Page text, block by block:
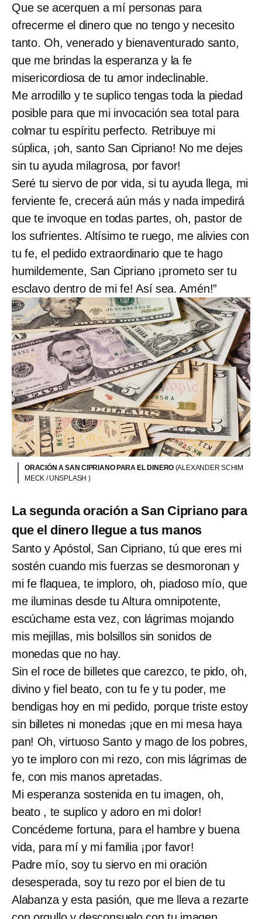
Que se acerquen a mí personas para
ofrecerme el dinero que no tengo y necesito
tanto. Oh, venerado y bienaventurado santo,
que me brindas la esperanza y la fe
misericordiosa de tu amor indeclinable.
Me arrodillo y te suplico tengas toda la piedad
posible para que mi invocación sea total para
colmar tu espíritu perfecto. Retribuye mi
súplica, ¡oh, santo San Cipriano! No me dejes
sin tu ayuda milagrosa, por favor!
Seré tu siervo de por vida, si tu ayuda llega, mi
ferviente fe, crecerá aún más y nada impedirá
que te invoque en todas partes, oh, pastor de
los sufrientes. Altísimo te ruego, me alivies con
tu fe, el pedido extraordinario que te hago
humildemente, San Cipriano ¡prometo ser tu
esclavo dentro de mi fe! Así sea. Amén!”
ORACIÓN A SAN CIPRIANO PARA EL DINERO (ALEXANDER SCHIM
MECK / UNSPLASH )
La segunda oración a San Cipriano para
que el dinero llegue a tus manos
Santo y Apóstol, San Cipriano, tú que eres mi
sostén cuando mis fuerzas se desmoronan y
mi fe flaquea, te imploro, oh, piadoso mío, que
me iluminas desde tu Altura omnipotente,
escúchame esta vez, con lágrimas mojando
mis mejillas, mis bolsillos sin sonidos de
monedas que no hay.
Sin el roce de billetes que carezco, te pido, oh,
divino y fiel beato, con tu fe y tu poder, me
bendigas hoy en mi pedido, porque triste estoy
sin billetes ni monedas ¡que en mi mesa haya
pan! Oh, virtuoso Santo y mago de los pobres,
yo te imploro con mi rezo, con mis lágrimas de
fe, con mis manos apretadas.
Mi esperanza sostenida en tu imagen, oh,
beato , te suplico y adoro en mi dolor!
Concédeme fortuna, para el hambre y buena
vida, para mí y mi familia ¡por favor!
Padre mío, soy tu siervo en mi oración
desesperada, soy tu rezo por el bien de tu
Alabanza y esta pasión, que me lleva a rezarte